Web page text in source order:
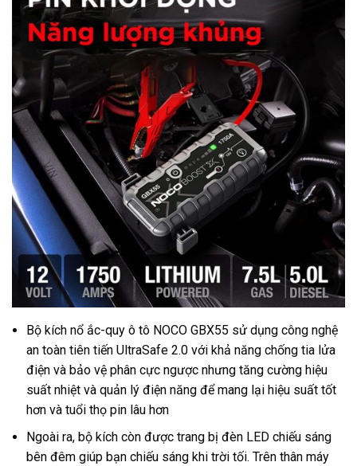
Bộ kích nổ ắc-quy ô tô NOCO GBX55 sử dụng công nghệ
an toàn tiên tiến UltraSafe 2.0 với khả năng chống tia lửa
điện và bảo vệ phân cực ngược nhưng tăng cường hiệu
suất nhiệt và quản lý điện năng để mang lại hiệu suất tốt
hơn và tuổi thọ pin lâu hơn
Ngoài ra, bộ kích còn được trang bị đèn LED chiếu sáng
bên đêm giúp bạn chiếu sáng khi trời tối. Trên thân máy